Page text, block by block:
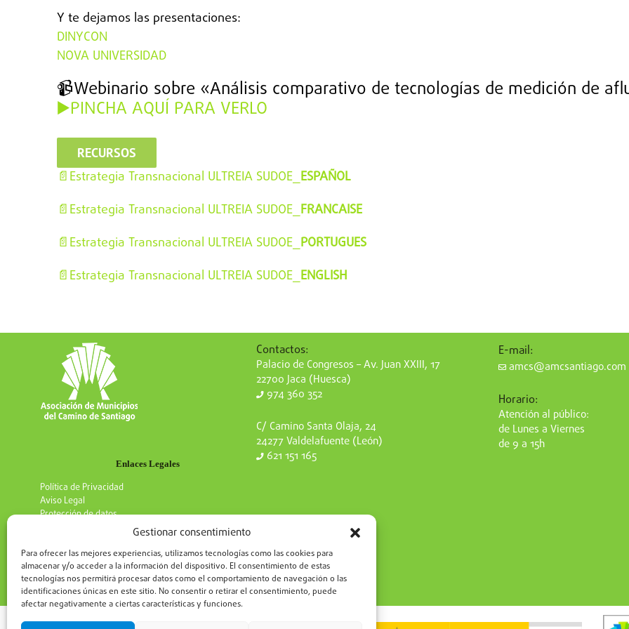
Gestionar consentimiento
Para ofrecer las mejores experiencias, utilizamos tecnologías como las cookies para
almacenar y/o acceder a la información del dispositivo. El consentimiento de estas
tecnologías nos permitirá procesar datos como el comportamiento de navegación o las
identificaciones únicas en este sitio. No consentir o retirar el consentimiento, puede
afectar negativamente a ciertas características y funciones.
Y te dejamos las presentaciones:
DINYCON
NOVA UNIVERSIDAD
📹Webinario sobre «Análisis comparativo de tecnologías de medición de
▶️PINCHA AQUÍ PARA VERLO
RECURSOS
📄Estrategia Transnacional ULTREIA SUDOE_ESPAÑOL
📄Estrategia Transnacional ULTREIA SUDOE_FRANCAISE
📄Estrategia Transnacional ULTREIA SUDOE_PORTUGUES
📄Estrategia Transnacional ULTREIA SUDOE_ENGLISH
Enlaces Legales
Política de Privacidad
Aviso Legal
Protección de datos
Contactos:
Palacio de Congresos – Av. Juan XXIII, 17
22700 Jaca (Huesca)
974 360 352
C/ Camino Santa Olaja, 24
24277 Valdelafuente (León)
621 151 165
E-mail:
amcs@amcsantiago.com
Horario:
Atención al público:
de Lunes a Viernes
de 9 a 15h